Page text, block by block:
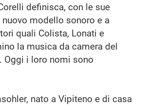
definisca, con le sue
nuovo modello sonoro e a
quali Colista, Lonati e
la musica da camera del
Oggi i loro nomi sono
nato a Vipiteno e di casa